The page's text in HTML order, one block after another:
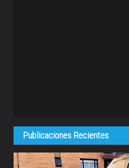
Publicaciones Recientes